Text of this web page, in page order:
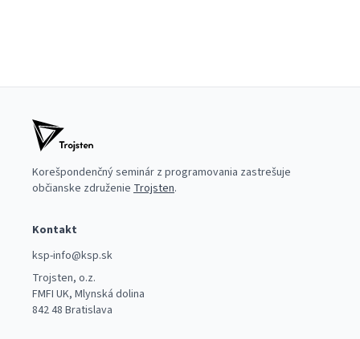
Korešpondenčný seminár z programovania zastrešuje
občianske združenie Trojsten.
Kontakt
ksp-info@ksp.sk
Trojsten, o.z.
FMFI UK, Mlynská dolina
842 48 Bratislava